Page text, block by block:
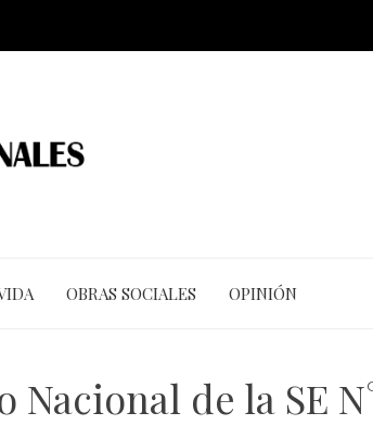
OBRAS SOCIALES OPINIÓN
de la SE